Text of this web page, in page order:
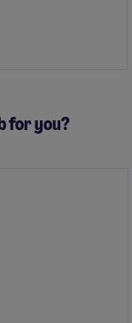
deals en
juiste plek
for you?